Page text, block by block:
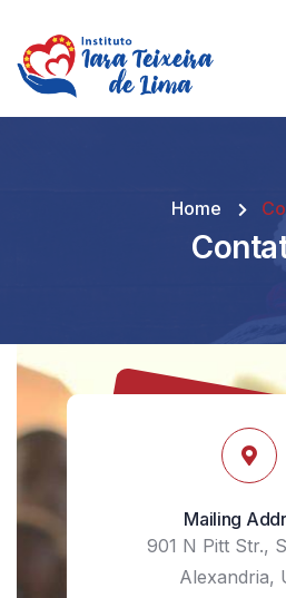
Home
Mailing
901 N Pitt Str.,
Alexandria,